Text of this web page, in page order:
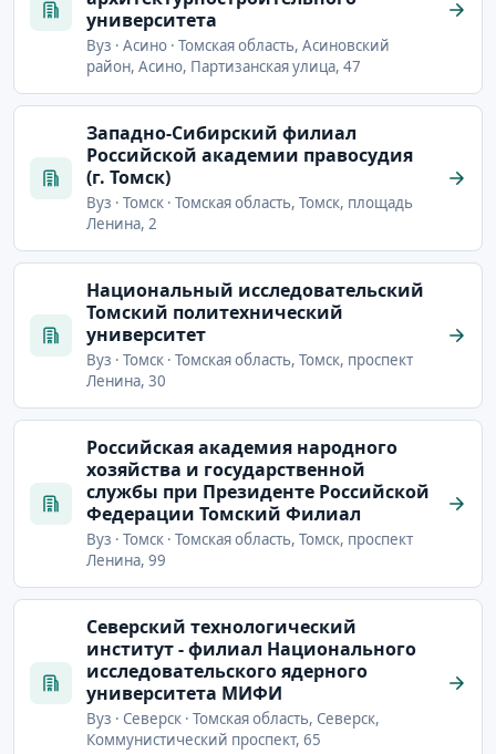
университета
Вуз · Асино · Томская область, Асиновский
район, Асино, Партизанская улица, 47
Западно-Сибирский филиал
Российской академии правосудия
(г. Томск)
Вуз · Томск · Томская область, Томск, площадь
Ленина, 2
Национальный исследовательский
Томский политехнический
университет
Вуз · Томск · Томская область, Томск, проспект
Ленина, 30
Российская академия народного
хозяйства и государственной
службы при Президенте Российской
Федерации Томский Филиал
Вуз · Томск · Томская область, Томск, проспект
Ленина, 99
Северский технологический
институт - филиал Национального
исследовательского ядерного
университета МИФИ
Вуз · Северск · Томская область, Северск,
Коммунистический проспект, 65